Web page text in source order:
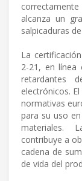
alcanza un
salpicaduras
La
2-21, en línea
retardantes
electrónicos.
normativas
para su uso
materiales.
contribuye a
cadena de
de vida del